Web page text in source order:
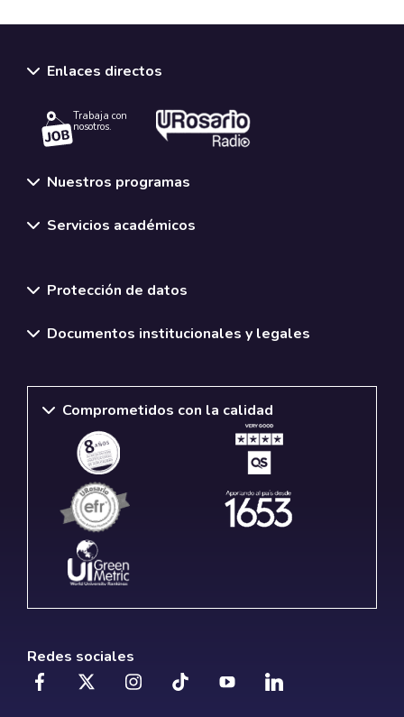
Enlaces directos
Trabaja con
nosotros.
Nuestros programas
Servicios académicos
Protección de datos
Documentos institucionales y legales
Comprometidos con la calidad
Redes sociales